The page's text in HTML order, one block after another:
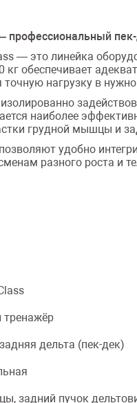
профессиональный
— это линейка
кг обеспечивает
нагрузку в
наиболее
грудной мышцы и
удобно
разного роста и
тренажёр
дельта (пек-дек)
задний пучок